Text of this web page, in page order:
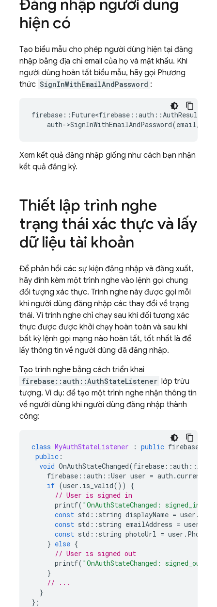
Đăng nhập người dùng
hiện có
Tạo biểu mẫu cho phép người dùng hiện tại đăng
nhập bằng địa chỉ email của họ và mật khẩu. Khi
người dùng hoàn tất biểu mẫu, hãy gọi Phương
thức SignInWithEmailAndPassword :
firebase :: Future<firebase ::auth ::AuthResult
auth->SignInWithEmailAndPassword(email,
Xem kết quả đăng nhập giống như cách bạn nhận
kết quả đăng ký.
Thiết lập trình nghe
trạng thái xác thực và lấy
dữ liệu tài khoản
Để phản hồi các sự kiện đăng nhập và đăng xuất,
hãy đính kèm một trình nghe vào lệnh gọi chung
đối tượng xác thực. Trình nghe này được gọi mỗi
khi người dùng đăng nhập các thay đổi về trạng
thái. Vì trình nghe chỉ chạy sau khi đối tượng xác
thực được được khởi chạy hoàn toàn và sau khi
bất kỳ lệnh gọi mạng nào hoàn tất, tốt nhất là để
lấy thông tin về người dùng đã đăng nhập.
Tạo trình nghe bằng cách triển khai
firebase::auth::AuthStateListener lớp trừu
tượng. Ví dụ: để tạo một trình nghe nhận thông tin
về người dùng khi người dùng đăng nhập thành
công:
class MyAuthStateListener : public firebase
public :
void OnAuthStateChanged(firebase ::auth ::Auth
firebase ::auth ::User user = auth .
if (user . is_valid())
{
// User is signed in
printf( "OnAuthStateChanged: signed_in %s
const std :: string displayName = user .
const std :: string emailAddress = user
const std :: string photoUrl = user .
} else {
// User is signed out
printf( "OnAuthStateChanged: signed_out
}
// ...
}
};